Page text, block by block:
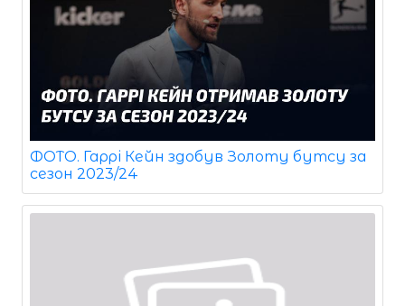
ФОТО. Гаррі Кейн здобув Золоту бутсу за
сезон 2023/24